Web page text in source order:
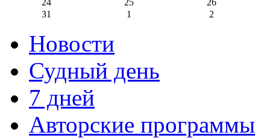
24
25
26
31
1 2
Новости
Судный день
7 дней
Авторские программы